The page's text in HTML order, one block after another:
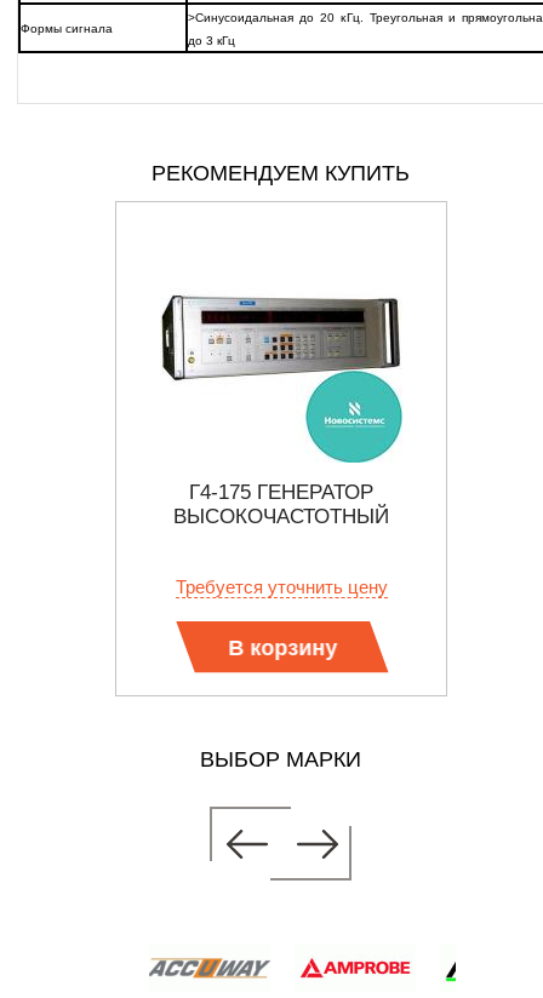
Формы сигнала
>Синусоидальная до 20 кГц. Треугольная и
до 3 кГц
РЕКОМЕНДУЕМ КУПИТЬ
Г4-175 ГЕНЕРАТОР
ВЫСОКОЧАСТОТНЫЙ
Требуется уточнить цену
В корзину
ВЫБОР МАРКИ